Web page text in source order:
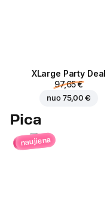
ХLarge Party Deal
97,65 €
nuo 75,00 €
Pica
naujiena